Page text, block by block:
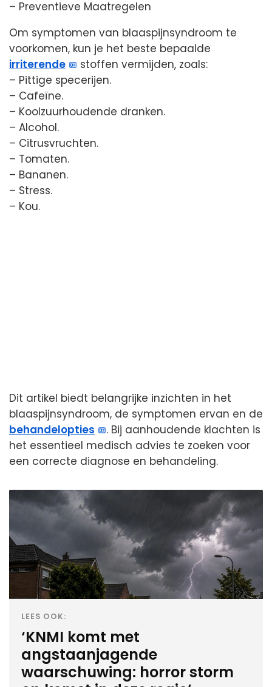
– Preventieve Maatregelen
Om symptomen van blaaspijnsyndroom te
voorkomen, kun je het beste bepaalde
irriterende
stoffen vermijden, zoals:
– Pittige specerijen.
– Cafeïne.
– Koolzuurhoudende dranken.
– Alcohol.
– Citrusvruchten.
– Tomaten.
– Bananen.
– Stress.
– Kou.
Dit artikel biedt belangrijke inzichten in het
blaaspijnsyndroom, de symptomen ervan en de
behandelopties
. Bij aanhoudende klachten is
het essentieel medisch advies te zoeken voor
een correcte diagnose en behandeling.
LEES OOK:
‘KNMI komt met
angstaanjagende
waarschuwing: horror storm